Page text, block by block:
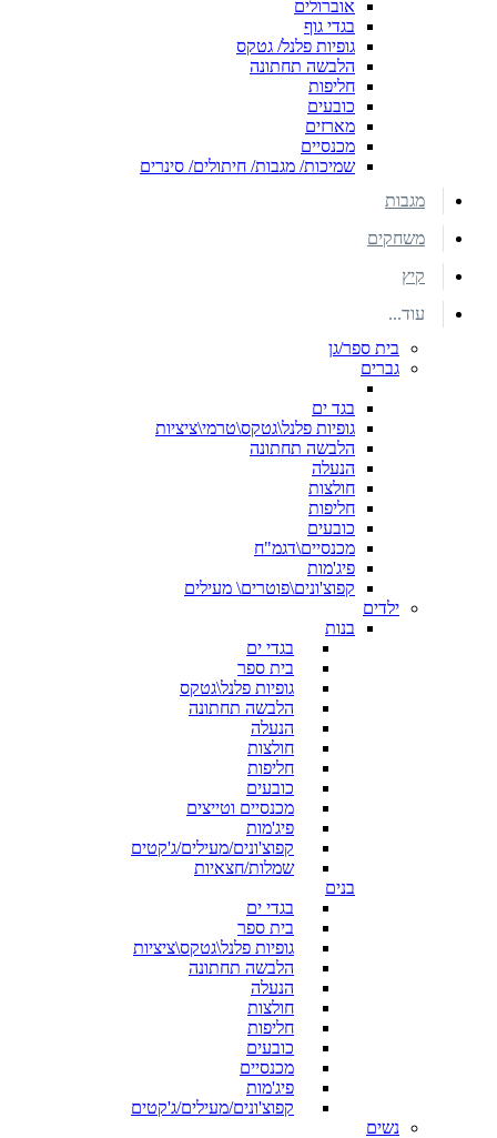
אוברולים
בגדי גוף
גופיות פלנל/ גטקס
הלבשה תחתונה
חליפות
כובעים
מארזים
מכנסיים
שמיכות/ מגבות/ חיתולים/ סינרים
מגבות
משחקים
קיץ
עוד...
בית ספר/גן
גברים
בגד ים
גופיות פלנל\גטקס\טרמי\ציציות
הלבשה תחתונה
הנעלה
חולצות
חליפות
כובעים
מכנסיים\דגמ"ח
פיג'מות
קפוצ'ונים\פוטרים\ מעילים
ילדים
בנות
בגדי ים
בית ספר
גופיות פלנל\גטקס
הלבשה תחתונה
הנעלה
חולצות
חליפות
כובעים
מכנסיים וטייצים
פיג'מות
קפוצ'ונים/מעילים/ג'קטים
שמלות/חצאיות
בנים
בגדי ים
בית ספר
גופיות פלנל\גטקס\ציציות
הלבשה תחתונה
הנעלה
חולצות
חליפות
כובעים
מכנסיים
פיג'מות
קפוצ'ונים/מעילים/ג'קטים
נשים